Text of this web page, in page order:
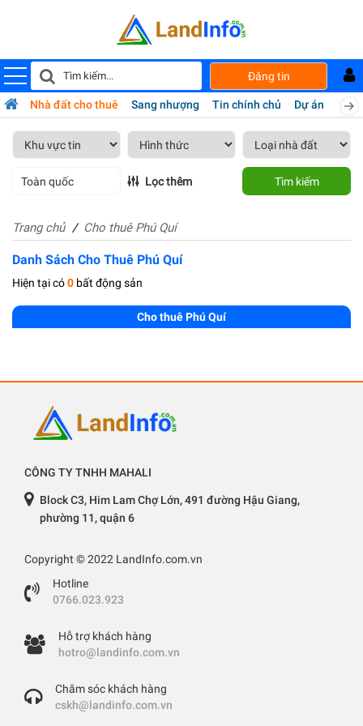
Đăng tin
Nhà đất cho thuê Sang nhượng Tin chính chủ Dự án
Toàn quốc Lọc thêm Tìm kiếm
Trang chủ Cho thuê Phú Quí
Danh Sách Cho Thuê Phú Quí
Hiện tại có0 bất động sản
Cho thuê Phú Quí
CÔNG TY TNHH MAHALI
Block C3, Him Lam Chợ Lớn, 491 đường Hậu Giang,
phường 11, quận 6
Copyright © 2022 LandInfo.com.vn
Hotline
0766.023.923
Hỗ trợ khách hàng
hotro@landinfo.com.vn
Chăm sóc khách hàng
cskh@landinfo.com.vn